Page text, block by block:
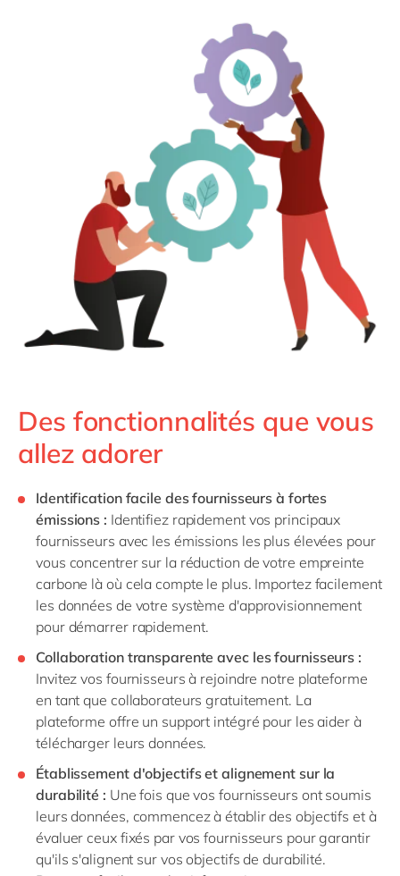
Des fonctionnalités que vous
allez adorer
Identification facile des fournisseurs à fortes
émissions : Identifiez rapidement vos principaux
fournisseurs avec les émissions les plus élevées pour
vous concentrer sur la réduction de votre empreinte
carbone là où cela compte le plus. Importez facilement
les données de votre système d'approvisionnement
pour démarrer rapidement.
Collaboration transparente avec les fournisseurs :
Invitez vos fournisseurs à rejoindre notre plateforme
en tant que collaborateurs gratuitement. La
plateforme offre un support intégré pour les aider à
télécharger leurs données.
Établissement d'objectifs et alignement sur la
durabilité : Une fois que vos fournisseurs ont soumis
leurs données, commencez à établir des objectifs et à
évaluer ceux fixés par vos fournisseurs pour garantir
qu'ils s'alignent sur vos objectifs de durabilité.